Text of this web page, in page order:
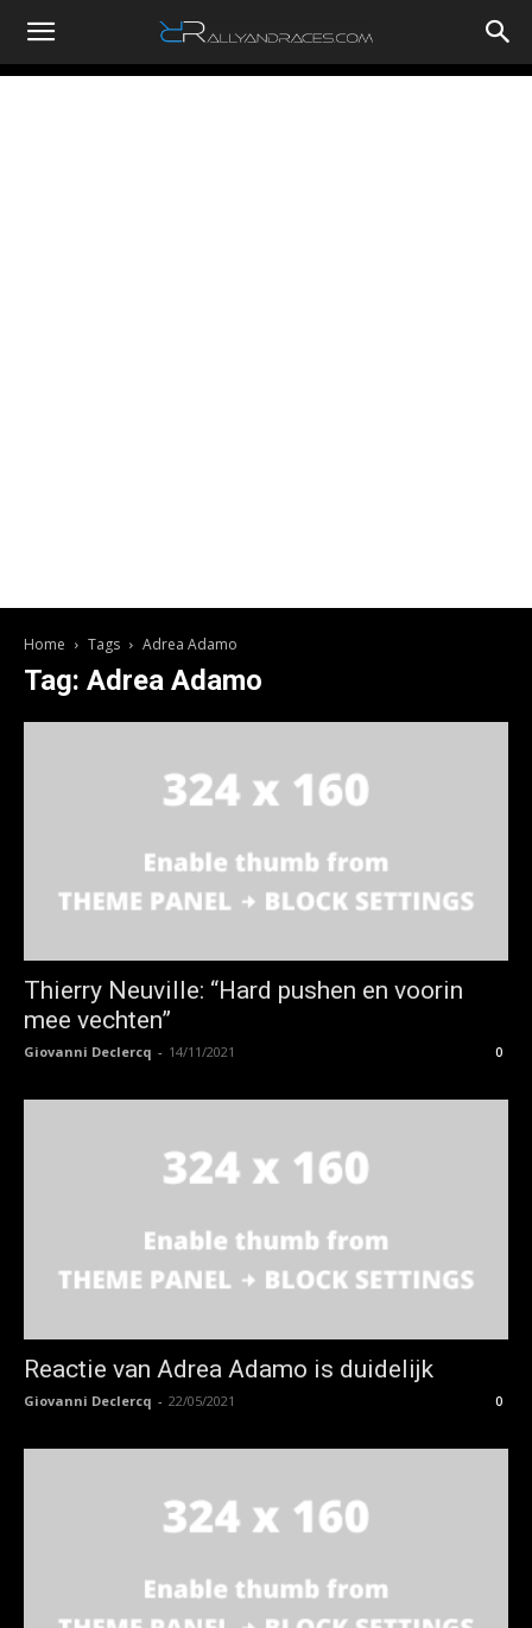
RallyandRaces.com
Home Tags Adrea Adamo
Tag: Adrea Adamo
Thierry Neuville: “Hard pushen en voorin
mee vechten”
Giovanni Declercq - 14/11/2021 0
Reactie van Adrea Adamo is duidelijk
Giovanni Declercq - 22/05/2021 0